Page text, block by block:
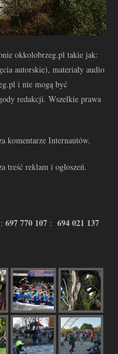
okkolobrzeg.pl takie jak:
autorskie), materiały audio
i nie mogą być
redakcji. Wszelkie prawa
komentarze Internautów.
treść reklam i ogłoszeń.
697 770 107 : 694 021 137